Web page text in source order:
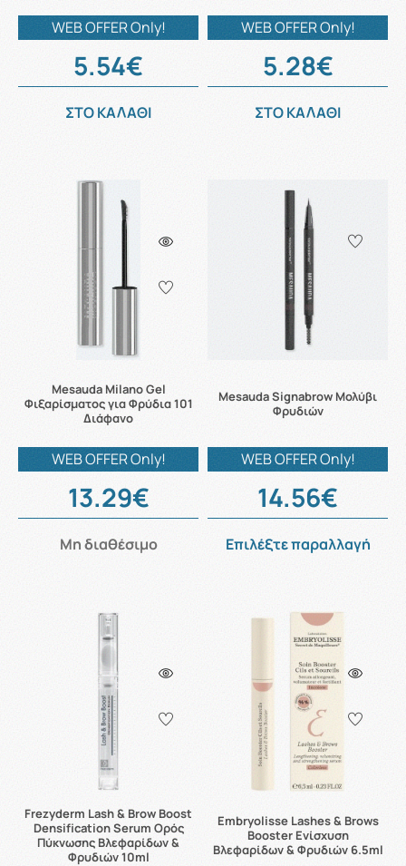
WEB OFFER Only!
5.54€
ΣΤΟ ΚΑΛΑΘΙ
WEB OFFER Only!
5.28€
ΣΤΟ ΚΑΛΑΘΙ
Mesauda Milano Gel
Φιξαρίσματος για Φρύδια 101
Διάφανο
WEB OFFER Only!
13.29€
Μη διαθέσιμο
Mesauda Signabrow Μολύβι
Φρυδιών
WEB OFFER Only!
14.56€
Επιλέξτε παραλλαγή
Frezyderm Lash & Brow Boost
Densification Serum Ορός
Πύκνωσης Βλεφαρίδων &
Φρυδιών 10ml
Embryolisse Lashes & Brows
Booster Ενίσχυση
Βλεφαρίδων & Φρυδιών 6.5ml